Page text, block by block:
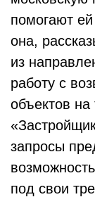
помогают
она,
из
работу с
объектов
запросы
под свои